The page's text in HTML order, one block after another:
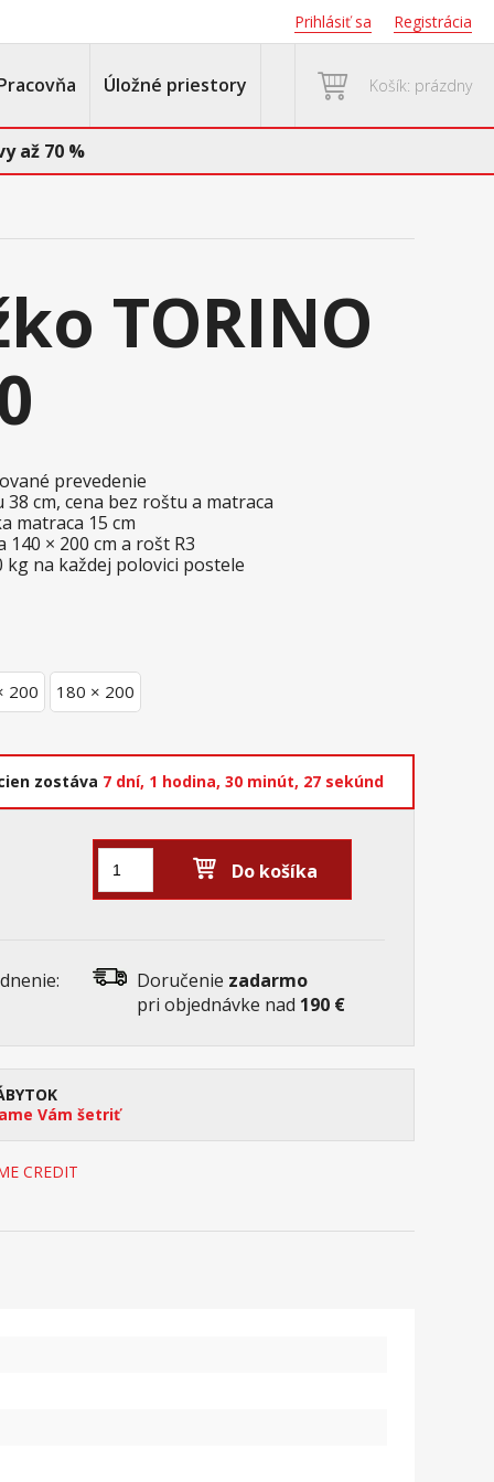
Prihlásiť sa Registrácia
Úložné priestory Košík: prázdny
až 70 %
TORINO
prevedenie
38 cm, cena bez roštu a matraca
matraca 15 cm
× 200 cm a rošt R3
na každej polovici postele
200 180 × 200
zostáva 7 dní, 1 hodina, 30 minút, 26 sekúnd
Do košíka
Doručenie zadarmo
pri objednávke nad 190 €
Vám šetriť
CREDIT